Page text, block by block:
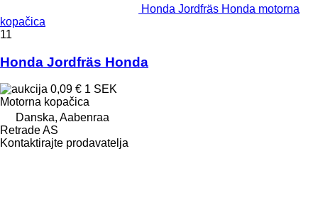
Honda Jordfräs Honda motorna
kopačica
11
Honda Jordfräs Honda
0,09 € 1 SEK
Motorna kopačica
Danska, Aabenraa
Retrade AS
Kontaktirajte prodavatelja